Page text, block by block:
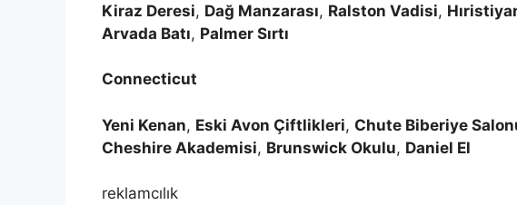
Kiraz Deresi, Dağ Manzarası, Ralston Vadisi,
Arvada Batı, Palmer Sırtı
Connecticut
Yeni Kenan, Eski Avon Çiftlikleri, Chute Biberiye
Cheshire Akademisi, Brunswick Okulu, Daniel El
reklamcılık